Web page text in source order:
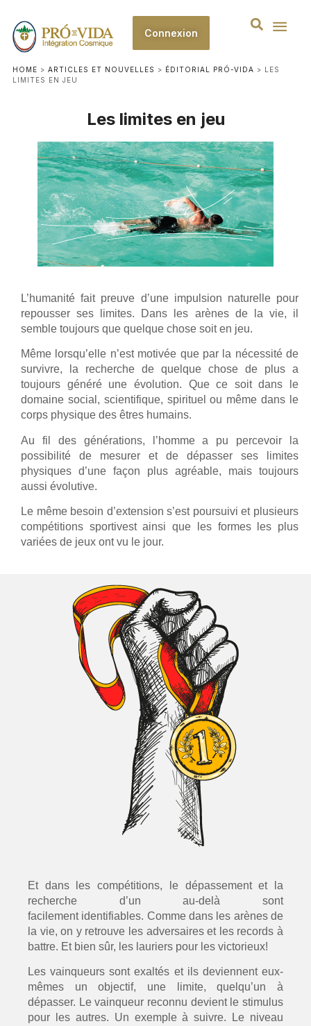
Connexion
HOME > ARTICLES ET NOUVELLES > ÉDITORIAL PRÓ-VIDA > LES
LIMITES EN JEU
Les limites en jeu
L’humanité fait preuve d’une impulsion naturelle pour
repousser ses limites. Dans les arènes de la vie, il
semble toujours que quelque chose soit en jeu.
Même lorsqu’elle n’est motivée que par la nécessité de
survivre, la recherche de quelque chose de plus a
toujours généré une évolution. Que ce soit dans le
domaine social, scientifique, spirituel ou même dans le
corps physique des êtres humains.
Au fil des générations, l’homme a pu percevoir la
possibilité de mesurer et de dépasser ses limites
physiques d’une façon plus agréable, mais toujours
aussi évolutive.
Le même besoin d’extension s’est poursuivi et plusieurs
compétitions sportivest ainsi que les formes les plus
variées de jeux ont vu le jour.
Et dans les compétitions, le dépassement et la
recherche d’un au-delà sont
facilement identifiables. Comme dans les arènes de
la vie, on y retrouve les adversaires et les records à
battre. Et bien sûr, les lauriers pour les victorieux!
Les vainqueurs sont exaltés et ils deviennent eux-
mêmes un objectif, une limite, quelqu’un à
dépasser. Le vainqueur reconnu devient le stimulus
pour les autres. Un exemple à suivre. Le niveau